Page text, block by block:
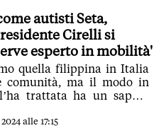
autisti Seta,
Cirelli si
esperto in mobilità'
quella filippina in Italia
comunità, ma il modo in
trattata ha un sapore
alle 17:15